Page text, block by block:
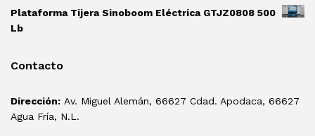
Plataforma Tijera Sinoboom Eléctrica GTJZ0808 500
Lb
Contacto
Dirección: Av. Miguel Alemán, 66627 Cdad. Apodaca, 66627
Agua Fría, N.L.